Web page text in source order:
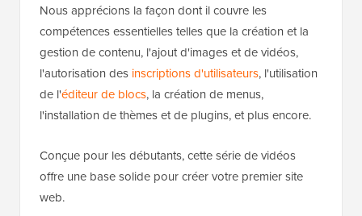
Nous apprécions la façon dont il couvre les
compétences essentielles telles que la création et la
gestion de contenu, l'ajout d'images et de vidéos,
l'autorisation des inscriptions d'utilisateurs, l'utilisation
de l'éditeur de blocs, la création de menus,
l'installation de thèmes et de plugins, et plus encore.
Conçue pour les débutants, cette série de vidéos
offre une base solide pour créer votre premier site
web.